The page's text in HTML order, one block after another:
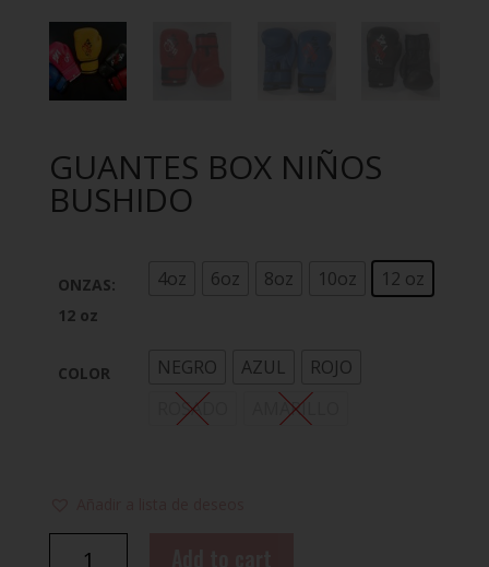
GUANTES BOX NIÑOS
BUSHIDO
ONZAS:
12 oz
4oz 6oz 8oz 10oz 12 oz
COLOR NEGRO AZUL
ROJO
ROSADO
AMARILLO